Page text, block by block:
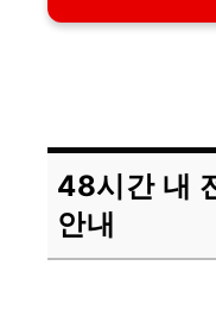
48시간 내
안내